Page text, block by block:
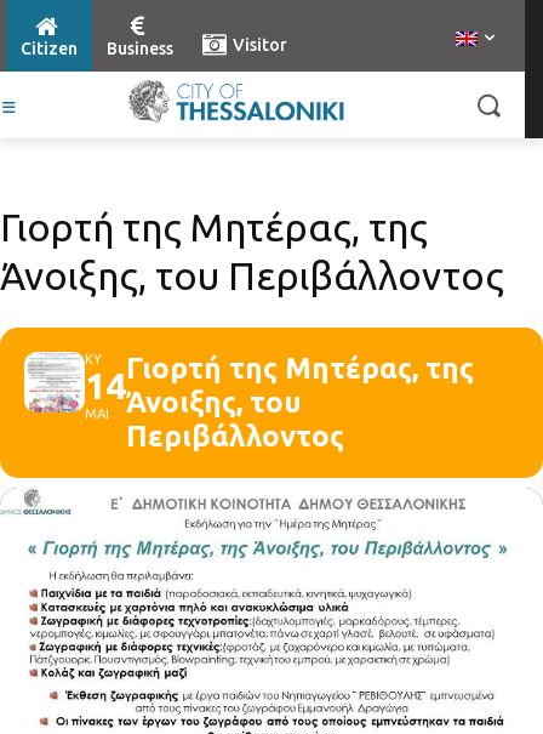
Citizen Business Visitor
Γιορτή της Μητέρας, της
Άνοιξης, του Περιβάλλοντος
ΚΥ
14
ΜΑΙ
Γιορτή της Μητέρας, της
Άνοιξης, του
Περιβάλλοντος